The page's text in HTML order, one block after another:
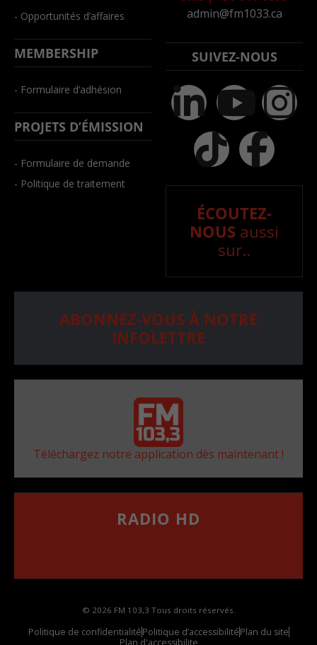
- Opportunités d’affaires
MEMBERSHIP
- Formulaire d’adhésion
PROJETS D’ÉMISSION
- Formulaire de demande
- Politique de traitement
admin@fm1033.ca
SUIVEZ-NOUS
ÉCOUTEZ-
NOUS aussi
sur..
ABONNEZ-VOUS À NOTRE
INFOLETTRE
Téléchargez notre application dès maintenant !
RADIO HD
© 2026 FM 103,3 Tous droits réservés.
Politique de confidentialitéPolitique d’accessibilitéPlan du site
Plan d'accessibilite